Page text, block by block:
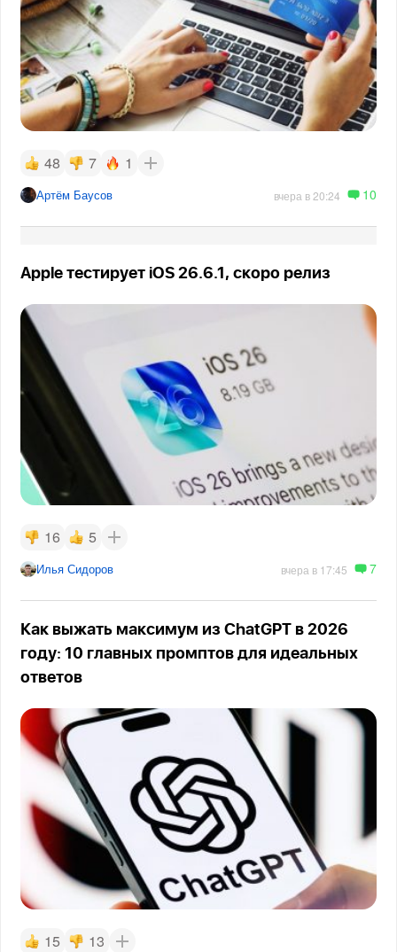
48 7 1
Артём Баусов вчера в 20:24 10
Apple тестирует iOS 26.6.1, скоро релиз
16 5
Илья Сидоров вчера в 17:45 7
Как выжать максимум из ChatGPT в 2026
году: 10 главных промптов для идеальных
ответов
15 13